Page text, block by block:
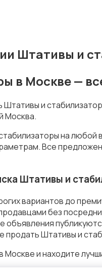
Штативы и
в Москве —
и
Москва.
на
Все
Штативы и
вариантов до
без
объявления
продать Штативы и
Москве и находите